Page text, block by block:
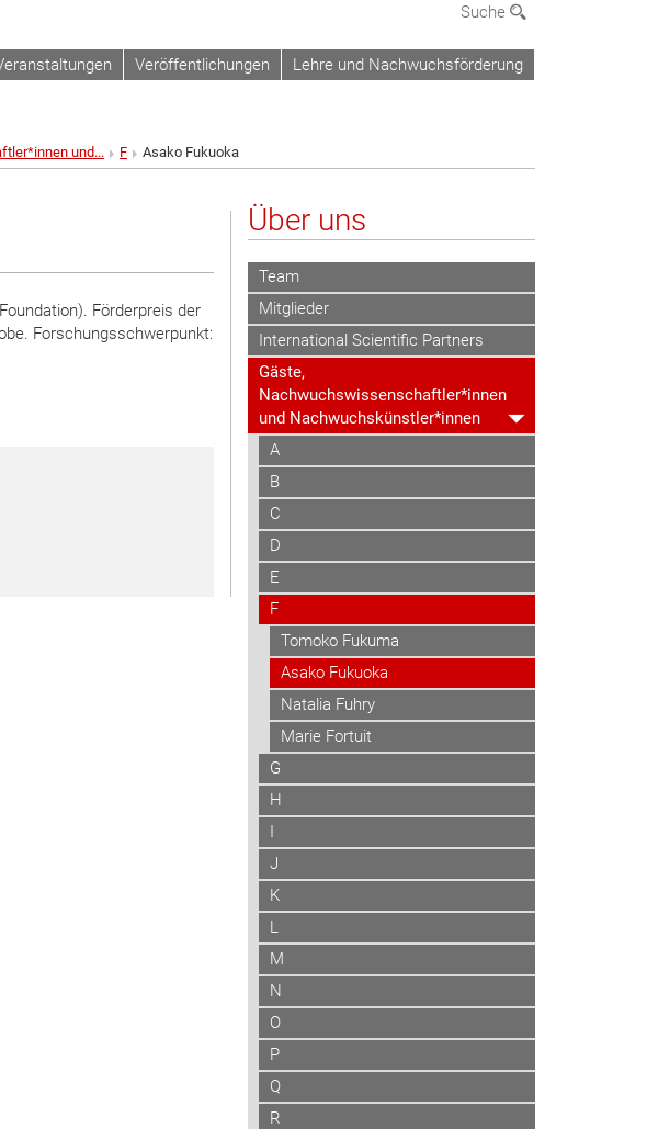
Suche
Veröffentlichungen Lehre und Nachwuchsförderung
und... F Asako Fukuoka
Förderpreis der
Forschungsschwerpunkt:
Über uns
Team
Mitglieder
International Scientific Partners
Gäste,
Nachwuchswissenschaftler*innen
und Nachwuchskünstler*innen
A
B
C
D
E
F
Tomoko Fukuma
Asako Fukuoka
Natalia Fuhry
Marie Fortuit
G
H
I
J
K
L
M
N
O
P
Q
R